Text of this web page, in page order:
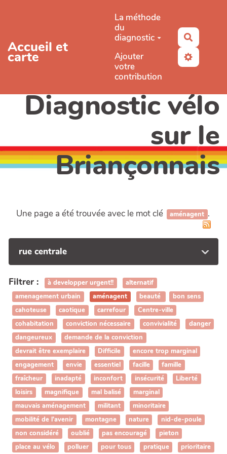
Accueil et
carte
La méthode
du
diagnostic
Ajouter
votre
contribution
Diagnostic vélo
sur le
Briançonnais
Une page a été trouvée avec le mot clé aménagent .
rue centrale
Filtrer : à developper urgent!!
alternatif
amenagement urbain
aménagent beauté
bon sens
cahoteuse
caotique carrefour
Centre-ville
cohabitation
conviction nécessaire convivialité
danger
dangeureux
demande de la conviction
devrait être exemplaire
Difficile
encore trop marginal
engagement
envie essentiel facille
famille
fraîcheur
inadapté inconfort insécurité
Liberté
loisirs
magnifique mal balisé
marginal
mauvais aménagement
militant
minoritaire
mobilité de l'avenir
montagne nature
nid-de-poule
non considéré
oublié pas encouragé
pieton
place au vélo
polluer pour tous pratique prioritaire